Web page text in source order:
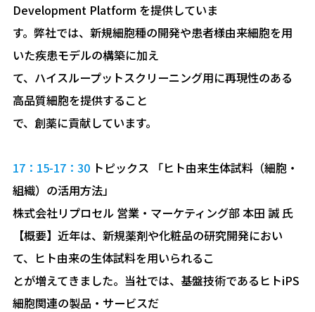
Development Platform を提供していま
す。弊社では、新規細胞種の開発や患者様由来細胞を用
いた疾患モデルの構築に加え
て、ハイスループットスクリーニング用に再現性のある
高品質細胞を提供すること
で、創薬に貢献しています。
17：15-17：30トピックス 「ヒト由来生体試料（細胞・
組織）の活用方法」
株式会社リプロセル 営業・マーケティング部 本田 誠 氏
【概要】近年は、新規薬剤や化粧品の研究開発におい
て、ヒト由来の生体試料を用いられるこ
とが増えてきました。当社では、基盤技術であるヒトiPS
細胞関連の製品・サービスだ